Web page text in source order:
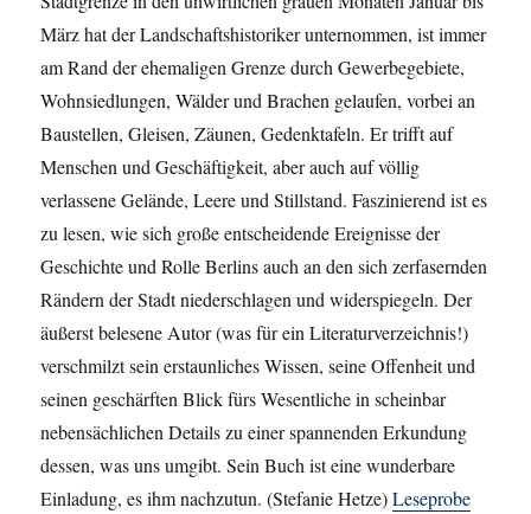
März hat der Landschaftshistoriker unternommen, ist immer
am Rand der ehemaligen Grenze durch Gewerbegebiete,
Wohnsiedlungen, Wälder und Brachen gelaufen, vorbei an
Baustellen, Gleisen, Zäunen, Gedenktafeln. Er trifft auf
Menschen und Geschäftigkeit, aber auch auf völlig
verlassene Gelände, Leere und Stillstand. Faszinierend ist es
zu lesen, wie sich große entscheidende Ereignisse der
Geschichte und Rolle Berlins auch an den sich zerfasernden
Rändern der Stadt niederschlagen und widerspiegeln. Der
äußerst belesene Autor (was für ein Literaturverzeichnis!)
verschmilzt sein erstaunliches Wissen, seine Offenheit und
seinen geschärften Blick fürs Wesentliche in scheinbar
nebensächlichen Details zu einer spannenden Erkundung
dessen, was uns umgibt. Sein Buch ist eine wunderbare
Einladung, es ihm nachzutun. (Stefanie Hetze)Leseprobe